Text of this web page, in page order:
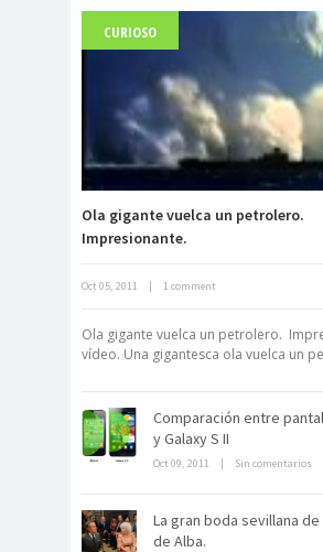
Carlo Acutis, el beato
15 años
Archivo Getty, un tesoro
de indias
CURIOSO
Ola gigante vuelca un petrolero.
Impresionante.
Oct 05, 2011 | 1 comment
Ola gigante vuelca un petrolero.
vídeo. Una gigantesca ola vuelca un
Comparación entre
y Galaxy S II
Oct 09, 2011 | Sin comentarios
La gran boda sevillana de
de Alba.